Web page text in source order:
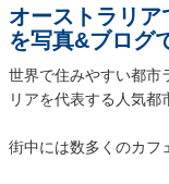
オーストラリ
を写真&ブログ
世界で住みやすい都市
リアを代表する人気都
街中には数多くのカフ